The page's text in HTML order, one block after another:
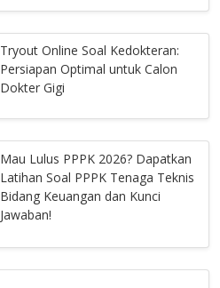
Tryout Online Soal Kedokteran:
Persiapan Optimal untuk Calon
Dokter Gigi
Mau Lulus PPPK 2026? Dapatkan
Latihan Soal PPPK Tenaga Teknis
Bidang Keuangan dan Kunci
Jawaban!